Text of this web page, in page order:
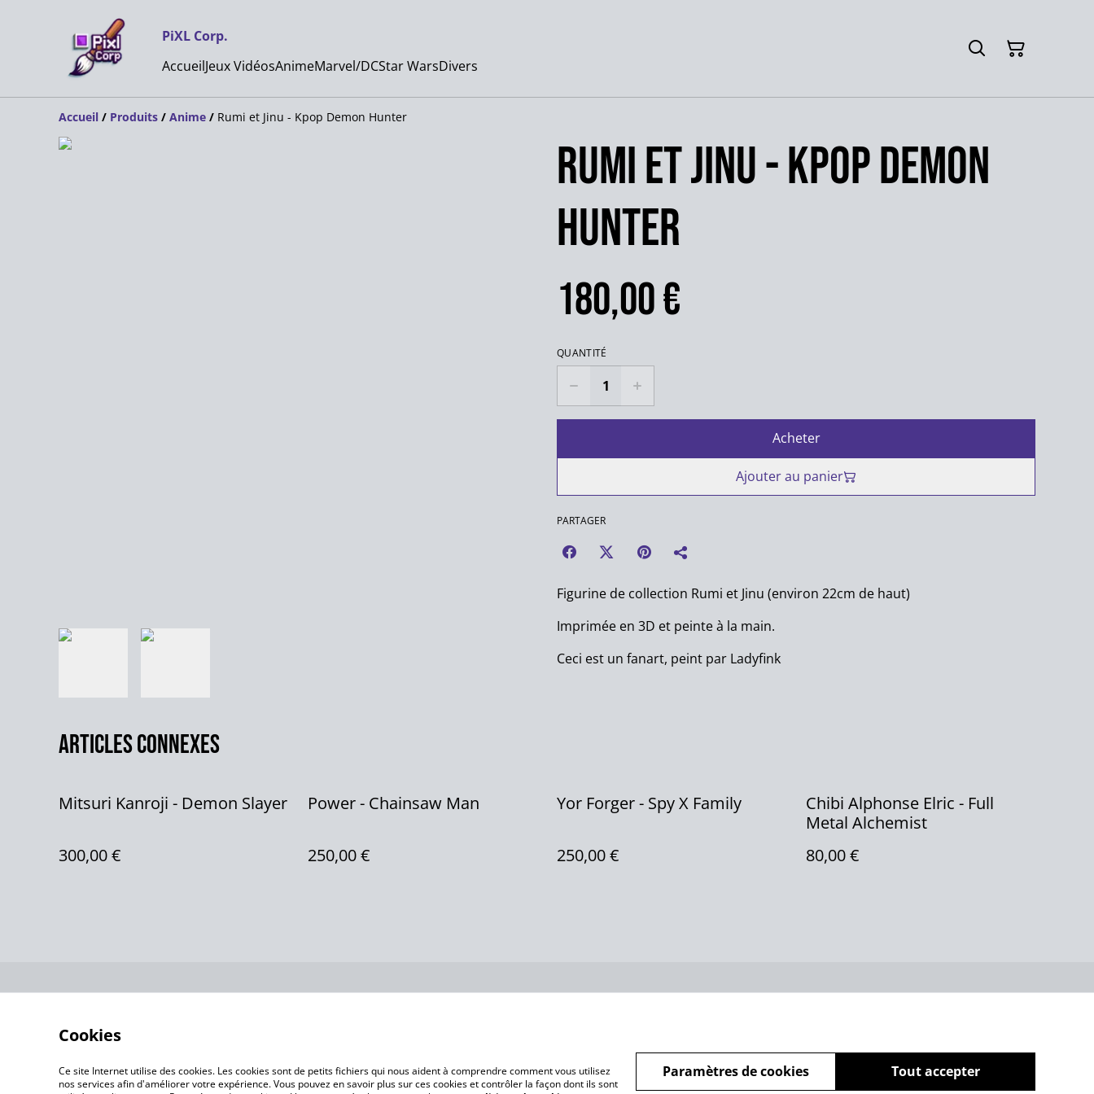
PiXL Corp.
AccueilJeux VidéosAnimeMarvel/DCStar WarsDivers
Accueil / Produits / Anime / Rumi et Jinu - Kpop Demon Hunter
Rumi et Jinu - Kpop Demon
Hunter
180,00 €
QUANTITÉ
Acheter
Ajouter au panier
PARTAGER
Figurine de collection Rumi et Jinu (environ 22cm de haut)
Imprimée en 3D et peinte à la main.
Ceci est un fanart, peint par Ladyfink
Articles connexes
Mitsuri Kanroji - Demon Slayer
300,00 €
Power - Chainsaw Man
250,00 €
Yor Forger - Spy X Family
250,00 €
Chibi Alphonse Elric - Full
Metal Alchemist
80,00 €
Cookies
Ce site Internet utilise des cookies. Les cookies sont de petits fichiers qui nous aident à comprendre comment vous utilisez
nos services afin d'améliorer votre expérience. Vous pouvez en savoir plus sur ces cookies et contrôler la façon dont ils sont
Tout accepter
Paramètres de cookies